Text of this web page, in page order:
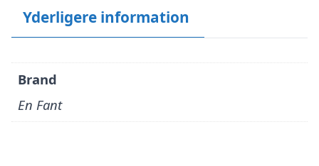
Yderligere information
Brand
En Fant